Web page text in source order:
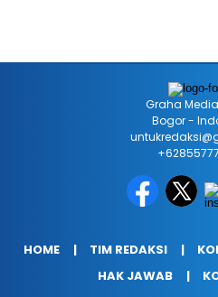
Graha
Bogor -
HOME TIM REDAKSI
HAK JAWAB